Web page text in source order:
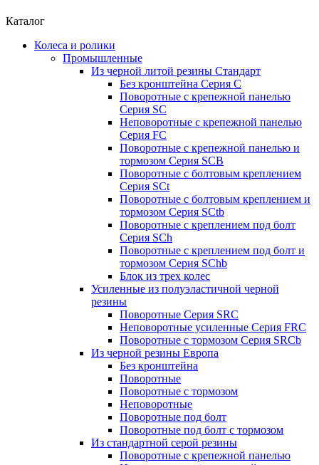
Каталог
Колеса и ролики
Промышленные
Из черной литой резины Стандарт
Без кронштейна Серия С
Поворотные с крепежной панелью
Серия SC
Неповоротные с крепежной панелью
Серия FC
Поворотные с крепежной панелью и
тормозом Серия SCB
Поворотные с болтовым креплением
Серия SCt
Поворотные с болтовым креплением и
тормозом Серия SCtb
Поворотные с креплением под болт
Серия SCh
Поворотные с креплением под болт и
тормозом Серия SChb
Блок из трех колес
Усиленные из полуэластичной черной
резины
Поворотные Серия SRC
Неповоротные усиленные Серия FRC
Поворотные с тормозом Серия SRCb
Из черной резины Европа
Без кронштейна
Поворотные
Поворотные с тормозом
Неповоротные
Поворотные под болт
Поворотные под болт с тормозом
Из стандартной серой резины
Поворотные с крепежной панелью